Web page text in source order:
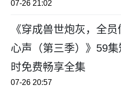
07-26 21:02
《穿成兽世炮灰，全
心声（第三季）》59
时免费畅享全集
07-26 20:57